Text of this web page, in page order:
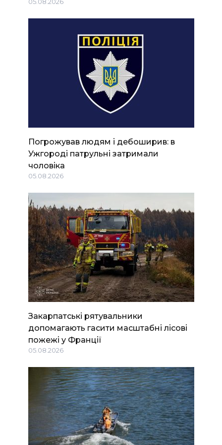
05.08.2026
Погрожував людям і дебоширив: в
Ужгороді патрульні затримали
чоловіка
05.08.2026
Закарпатські рятувальники
допомагають гасити масштабні лісові
пожежі у Франції
05.08.2026